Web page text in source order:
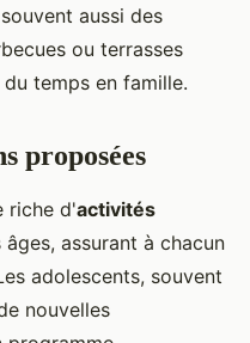
aussi des
ou terrasses
temps en famille.
proposées
riche d'activités
assurant à chacun
adolescents, souvent
nouvelles